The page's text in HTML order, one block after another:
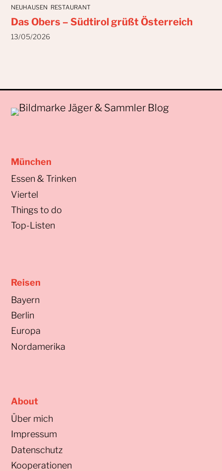
NEUHAUSEN RESTAURANT
Das Obers – Südtirol grüßt Österreich
13/05/2026
München
Essen & Trinken
Viertel
Things to do
Top-Listen
Reisen
Bayern
Berlin
Europa
Nordamerika
About
Über mich
Impressum
Datenschutz
Kooperationen